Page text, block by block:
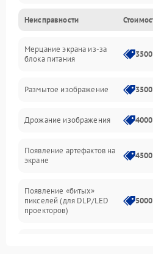
Лампа подсветки
Неисправность управления и
Неисправности
Мерцание экрана из-за
блока питания
Размытое изображение
Дрожание изображения
Появление артефактов на
экране
Появление «битых»
пикселей (для DLP/LED
проекторов)